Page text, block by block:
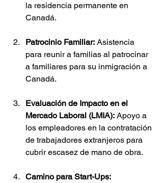
la residencia permanente en
Canadá.
Patrocinio Familiar: Asistencia
para reunir a familias al patrocinar
a familiares para su inmigración a
Canadá.
Evaluación de Impacto en el
Mercado Laboral (LMIA): Apoyo a
los empleadores en la contratación
de trabajadores extranjeros para
cubrir escasez de mano de obra.
Camino para Start-Ups: